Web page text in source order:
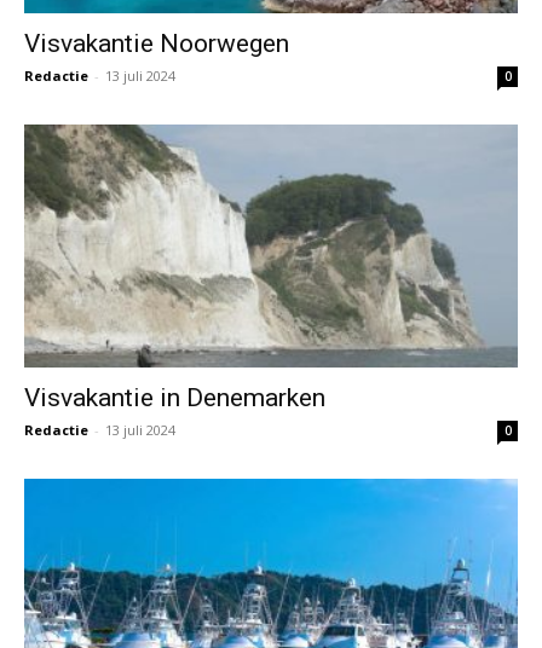
Visvakantie Noorwegen
Redactie - 13 juli 2024 0
Visvakantie in Denemarken
Redactie - 13 juli 2024 0